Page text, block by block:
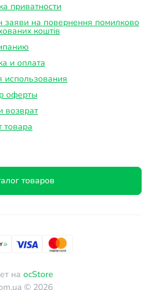
приватности
на повернення помилково
коштів
и оплатa
использования
оферты
возврат
товара
товаров
на ocStore
© 2026